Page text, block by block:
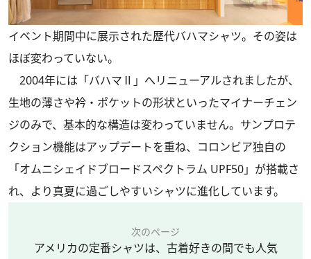
イベント期間中に展示された歴代バハマシャツ。その姿は
ほぼ変わっていない。
2004年には「バハマⅡ」へリニューアルされましたが、
生地の薄さや衿・ポケットの形状といったマイナーチェン
ジのみで、基本的な構造は変わっていません。サンプロテ
クション機能はアップデートを重ね、コロンビア独自の
「オムニシェイドブロードスペクトラム UPF50」が搭載さ
れ、より真夏に過ごしやすいシャツに進化しています。
次のページ
アメリカの定番シャツは、古着好きの間でも人気